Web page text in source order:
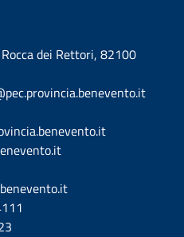
dei Rettori, 82100